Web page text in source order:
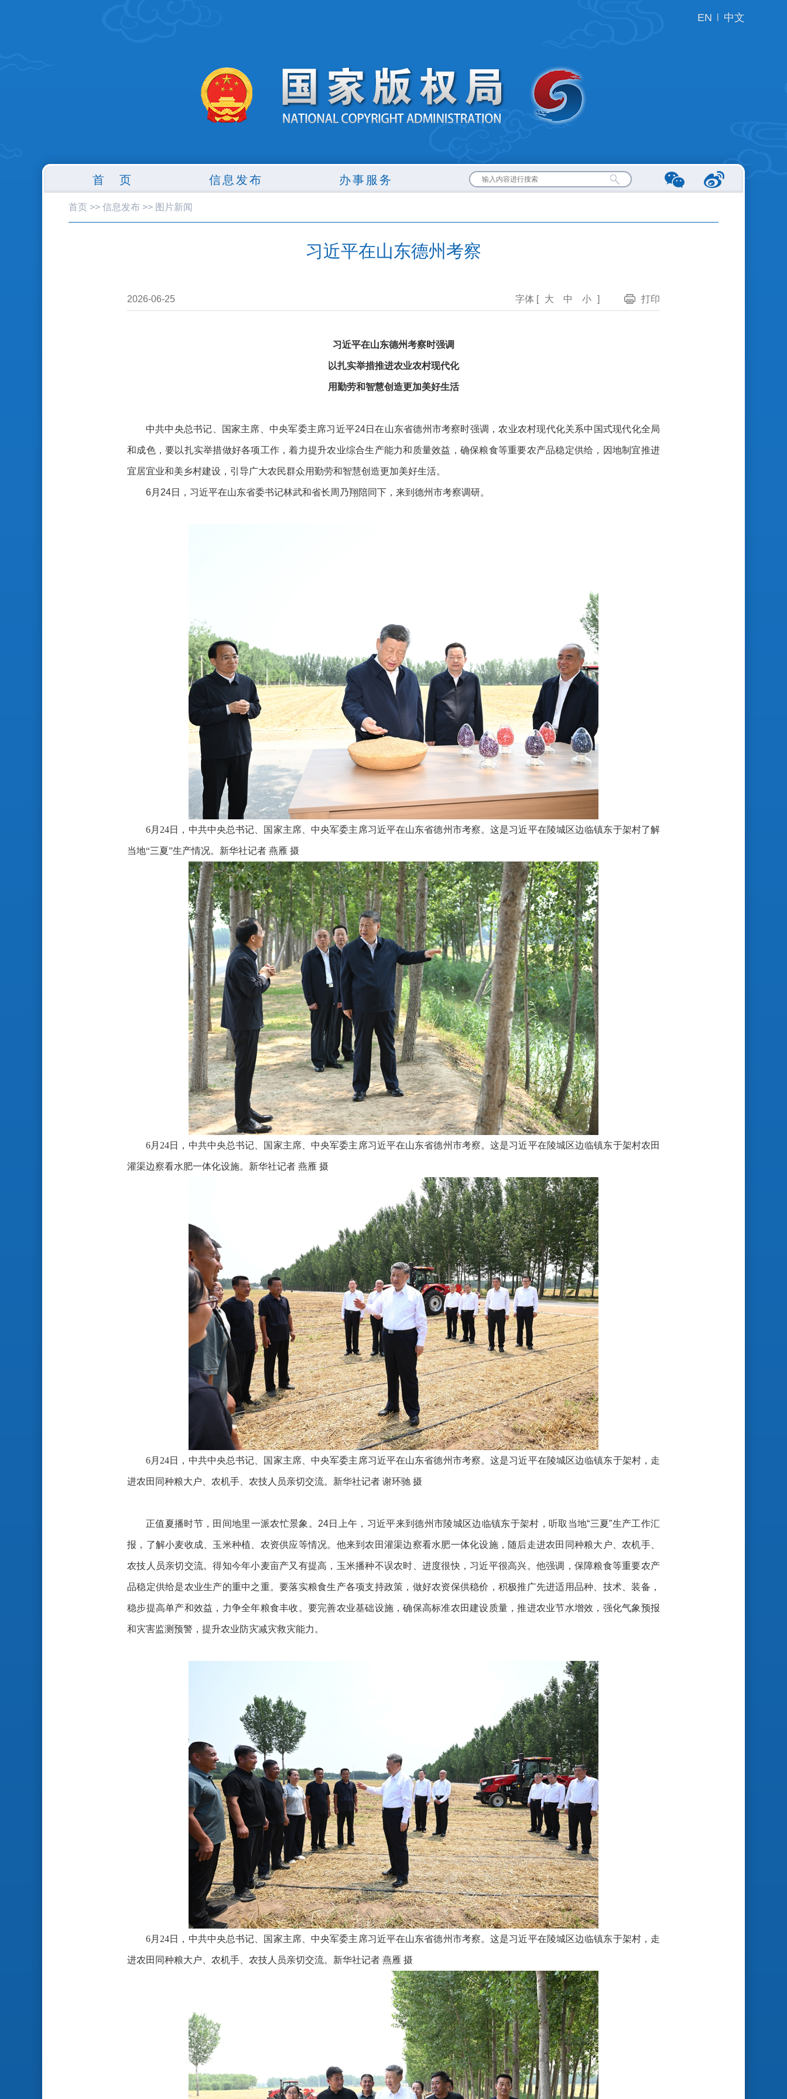
EN | 中文
首 页 信息发布 办事服务
首页 >> 信息发布 >> 图片新闻
习近平在山东德州考察
2026-06-25 字体 [ 大 中 小 ] 打印
习近平在山东德州考察时强调
以扎实举措推进农业农村现代化
用勤劳和智慧创造更加美好生活
中共中央总书记、国家主席、中央军委主席习近平24日在山东省德州市考察时强调，农业农村现代化关系中国式现代化全局
和成色，要以扎实举措做好各项工作，着力提升农业综合生产能力和质量效益，确保粮食等重要农产品稳定供给，因地制宜推进
宜居宜业和美乡村建设，引导广大农民群众用勤劳和智慧创造更加美好生活。
6月24日，习近平在山东省委书记林武和省长周乃翔陪同下，来到德州市考察调研。
6月24日，中共中央总书记、国家主席、中央军委主席习近平在山东省德州市考察。这是习近平在陵城区边临镇东于架村了解
当地“三夏”生产情况。新华社记者 燕雁 摄
6月24日，中共中央总书记、国家主席、中央军委主席习近平在山东省德州市考察。这是习近平在陵城区边临镇东于架村农田
灌渠边察看水肥一体化设施。新华社记者 燕雁 摄
6月24日，中共中央总书记、国家主席、中央军委主席习近平在山东省德州市考察。这是习近平在陵城区边临镇东于架村，走
进农田同种粮大户、农机手、农技人员亲切交流。新华社记者 谢环驰 摄
正值夏播时节，田间地里一派农忙景象。24日上午，习近平来到德州市陵城区边临镇东于架村，听取当地“三夏”生产工作汇
报，了解小麦收成、玉米种植、农资供应等情况。他来到农田灌渠边察看水肥一体化设施，随后走进农田同种粮大户、农机手、
农技人员亲切交流。得知今年小麦亩产又有提高，玉米播种不误农时、进度很快，习近平很高兴。他强调，保障粮食等重要农产
品稳定供给是农业生产的重中之重。要落实粮食生产各项支持政策，做好农资保供稳价，积极推广先进适用品种、技术、装备，
稳步提高单产和效益，力争全年粮食丰收。要完善农业基础设施，确保高标准农田建设质量，推进农业节水增效，强化气象预报
和灾害监测预警，提升农业防灾减灾救灾能力。
6月24日，中共中央总书记、国家主席、中央军委主席习近平在山东省德州市考察。这是习近平在陵城区边临镇东于架村，走
进农田同种粮大户、农机手、农技人员亲切交流。新华社记者 燕雁 摄